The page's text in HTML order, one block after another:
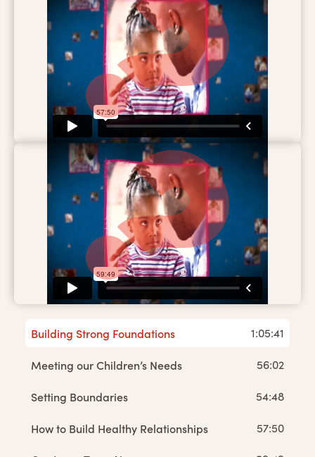
Building Strong Foundations 1:05:41
Meeting our Children’s Needs 56:02
Setting Boundaries 54:48
How to Build Healthy Relationships 57:50